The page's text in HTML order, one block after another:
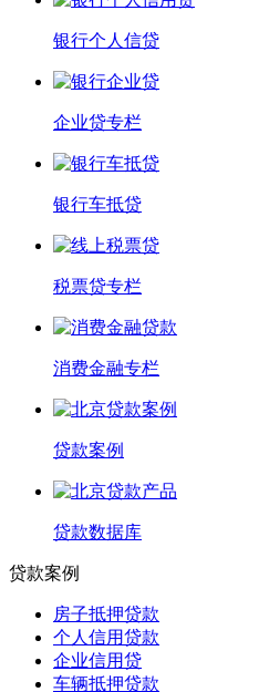
银行个人信贷
企业贷专栏
银行车抵贷
税票贷专栏
消费金融专栏
贷款案例
贷款数据库
贷款案例
房子抵押贷款
个人信用贷款
企业信用贷
车辆抵押贷款